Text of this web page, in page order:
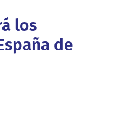
los
de